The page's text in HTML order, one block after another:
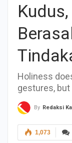
Holiness
gestures,
By Redaksi
1,073